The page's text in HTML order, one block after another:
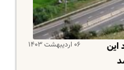
۰۶ اردیبهشت ۱۴۰۳
این